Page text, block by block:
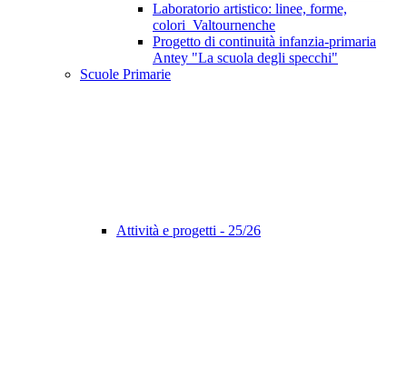
Laboratorio artistico: linee, forme,
colori_Valtournenche
Progetto di continuità infanzia-primaria
Antey "La scuola degli specchi"
Scuole Primarie
Attività e progetti - 25/26